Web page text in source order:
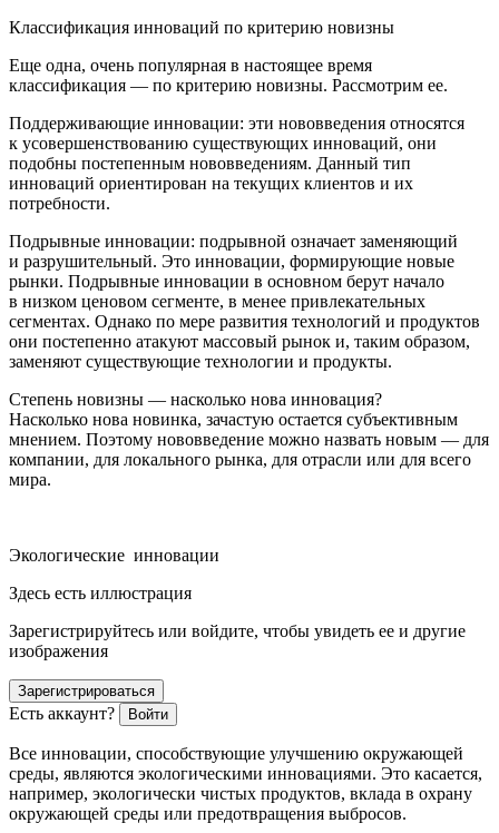
Классификация инноваций по критерию новизны
Еще одна, очень популярная в настоящее время
классификация — по критерию новизны. Рассмотрим ее.
Поддерживающие инновации: эти нововведения относятся
к усовершенствованию существующих инноваций, они
подобны постепенным нововведениям. Данный тип
инноваций ориентирован на текущих клиентов и их
потребности.
Подрывные инновации: подрывной означает заменяющий
и разрушительный. Это инновации, формирующие новые
рынки. Подрывные инновации в основном берут начало
в низком ценовом сегменте, в менее привлекательных
сегментах. Однако по мере развития технологий и продуктов
они постепенно атакуют массовый рынок и, таким образом,
заменяют существующие технологии и продукты.
Степень новизны — насколько нова инновация?
Насколько нова новинка, зачастую остается субъективным
мнением. Поэтому нововведение можно назвать новым — для
компании, для локального рынка, для отрасли или для всего
мира.
Экологические инновации
Здесь есть иллюстрация
Зарегистрируйтесь или войдите, чтобы увидеть ее и другие
изображения
Зарегистрироваться
Есть аккаунт? Войти
Все инновации, способствующие улучшению окружающей
среды, являются экологическими инновациями. Это касается,
например, экологически чистых продуктов, вклада в охрану
окружающей среды или предотвращения выбросов.